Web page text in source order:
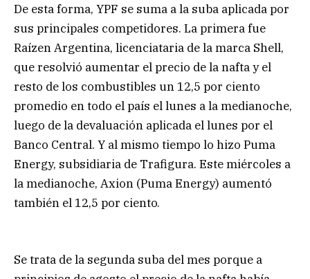
De esta forma, YPF se suma a la suba aplicada por
sus principales competidores. La primera fue
Raízen Argentina, licenciataria de la marca Shell,
que resolvió aumentar el precio de la nafta y el
resto de los combustibles un 12,5 por ciento
promedio en todo el país el lunes a la medianoche,
luego de la devaluación aplicada el lunes por el
Banco Central. Y al mismo tiempo lo hizo Puma
Energy, subsidiaria de Trafigura. Este miércoles a
la medianoche, Axion (Puma Energy) aumentó
también el 12,5 por ciento.
Se trata de la segunda suba del mes porque a